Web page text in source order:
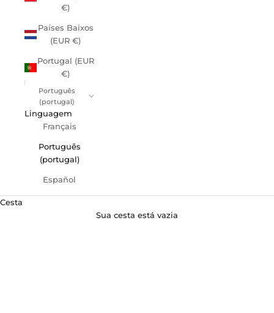
€)
Países Baixos
(EUR €)
Portugal (EUR
€)
Português
(portugal)
Linguagem
Français
Português
(portugal)
Español
Cesta
Sua cesta está vazia
Akila – O especialista em ar